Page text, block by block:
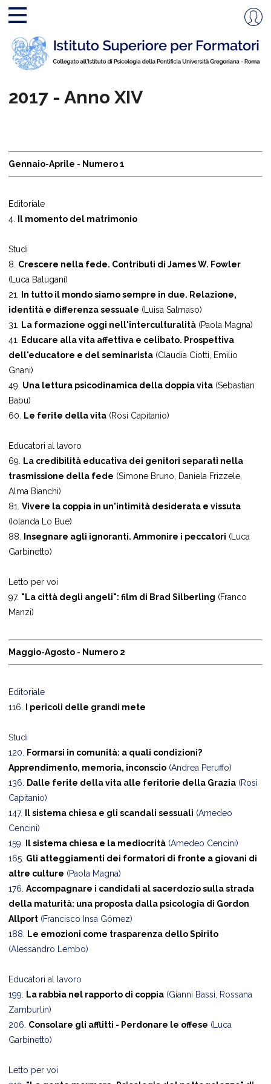
2017 - Anno XIV
Gennaio-Aprile - Numero 1
Editoriale
4.
Il momento del matrimonio
Studi
8. Crescere nella fede. Contributi di James W. Fowler
(Luca Balugani)
21.
In tutto il mondo siamo sempre in due. Relazione,
identità e differenza sessuale (Luisa Salmaso)
31.
La formazione oggi nell'interculturalità (Paola Magna)
41.
Educare alla vita affettiva e celibato. Prospettiva
dell'educatore e del seminarista (Claudia Ciotti, Emilio
Gnani)
49. Una lettura psicodinamica della doppia vita (Sebastian
Babu)
60.
Le ferite della vita (Rosi Capitanio)
Educatori al lavoro
69.
La credibilità educativa dei genitori separati nella
trasmissione della fede (Simone Bruno, Daniela Frizzele,
Alma Bianchi)
81. Vivere la coppia in un'intimità desiderata e vissuta
(Iolanda Lo Bue)
88.
Insegnare agli ignoranti. Ammonire i peccatori (Luca
Garbinetto)
Letto per voi
97. "La città degli angeli": film di Brad Silberling (Franco
Manzi)
Maggio-Agosto - Numero 2
Editoriale
116.
I pericoli delle grandi mete
Studi
120.
Formarsi in comunità: a quali condizioni?
Apprendimento, memoria, inconscio (Andrea Peruffo)
136.
Dalle ferite della vita alle feritorie della Grazia (Rosi
Capitanio)
147.
Il sistema chiesa e gli scandali sessuali (Amedeo
Cencini)
159.
Il sistema chiesa e la mediocrità (Amedeo Cencini)
165. Gli atteggiamenti dei formatori di fronte a giovani di
altre culture (Paola Magna)
176. Accompagnare i candidati al sacerdozio sulla strada
della maturità: una proposta dalla psicologia di Gordon
Allport (Francisco Insa Gómez)
188.
Le emozioni come trasparenza dello Spirito
(Alessandro Lembo)
Educatori al lavoro
199.
La rabbia nel rapporto di coppia (Gianni Bassi, Rossana
Zamburlin)
206. Consolare gli afflitti - Perdonare le offese (Luca
Garbinetto)
Letto per voi